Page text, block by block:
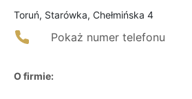
Toruń, Starówka, Chełmińska 4
Pokaż numer telefonu
O firmie: